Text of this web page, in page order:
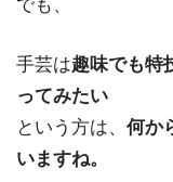
でも、
手芸は趣味でも特
ってみたい
という方は、 何か
いますね。